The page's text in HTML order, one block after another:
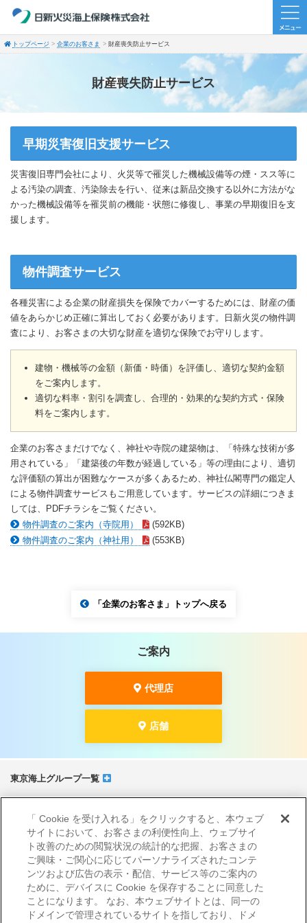
トップページ 企業のお客さま 財産喪失防止サービス
財産喪失防止サービス
早期災害復旧支援サービス
災害復旧専門会社により、火災等で罹災した機械設備等の煙・スス等に
よる汚染の調査、汚染除去を行い、従来は新品交換する以外に方法がな
かった機械設備等を罹災前の機能・状態に修復し、事業の早期復旧を支
援します。
物件調査サービス
各種災害による企業の財産損失を保険でカバーするためには、財産の価
値をあらかじめ正確に算出しておく必要があります。日新火災の物件調
査により、お客さまの大切な財産を適切な保険でお守りします。
建物・機械等の金額（新価・時価）を評価し、適切な契約金額
をご案内します。
適切な料率・割引を調査し、合理的・効果的な契約方式・保険
料をご案内します。
企業のお客さまだけでなく、神社や寺院の建築物は、「特殊な技術が多
用されている」「建築後の年数が経過している」等の理由により、適切
な評価額の算出が困難なケースが多くあるため、神社仏閣専門の鑑定人
による物件調査サービスもご用意しています。サービスの詳細につきま
しては、PDFチラシをご覧ください。
物件調査のご案内（寺院用）
(592KB)
物件調査のご案内（神社用）
(553KB)
「企業のお客さま」トップへ戻る
ご案内
代理店
店舗
東京海上グループ一覧
サイトマップ
当サイトのご利用にあたって
勧誘方針
プライバシーポリシー（個人情報のお取扱いについて）
「 Cookie を受け入れる」をクリックすると、本ウェブ
サイトにおいて、お客さまの利便性向上、ウェブサイ
ト改善のための閲覧状況の統計的な把握、お客さまの
ご興味・ご関心に応じてパーソナライズされたコンテ
ンツおよび広告の表示・配信、サービス等のご案内の
ために、デバイスに Cookie を保存することに同意した
ことになります。 なお、本ウェブサイトとは、同一の
ドメインで管理されているサイトを指しており、ドメ